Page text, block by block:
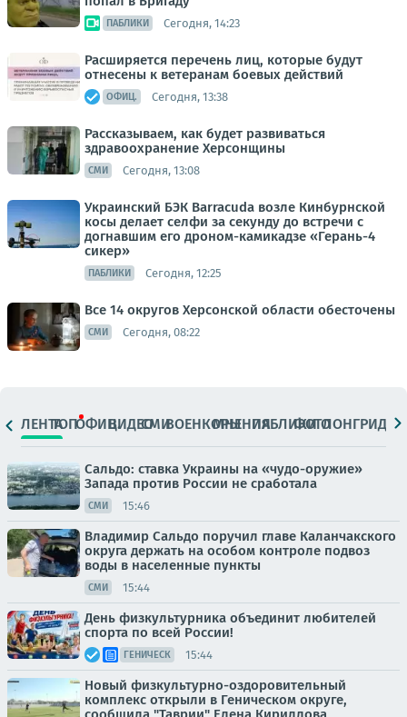
ПАБЛИКИ Сегодня, 14:23
Расширяется перечень лиц, которые будут
отнесены к ветеранам боевых действий
ОФИЦ. Сегодня, 13:38
Рассказываем, как будет развиваться
здравоохранение Херсонщины
СМИ Сегодня, 13:08
Украинский БЭК Barracuda возле Кинбурнской
косы делает селфи за секунду до встречи с
догнавшим его дроном-камикадзе «Герань-4
сикер»
ПАБЛИКИ Сегодня, 12:25
Все 14 округов Херсонской области обесточены
СМИ Сегодня, 08:22
ЛЕНТАТОПОФИЦ.ВИДЕОСМИВОЕНКОРЫМНЕНИЯПАБЛИКИ
ФОТОЛОНГРИДЫ
Сальдо: ставка Украины на «чудо-оружие»
Запада против России не сработала
СМИ 15:46
Владимир Сальдо поручил главе Каланчакского
округа держать на особом контроле подвоз
воды в населенные пункты
СМИ 15:44
День физкультурника объединит любителей
спорта по всей России!
ГЕНИЧЕСК 15:44
Новый физкультурно-оздоровительный
комплекс открыли в Геническом округе,